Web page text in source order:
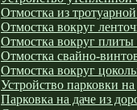
Отмостка из
Отмостка вокруг
Отмостка вокруг плиты
Отмостка свайно-
Отмостка вокруг
Устройство парковки на
Парковка на даче из